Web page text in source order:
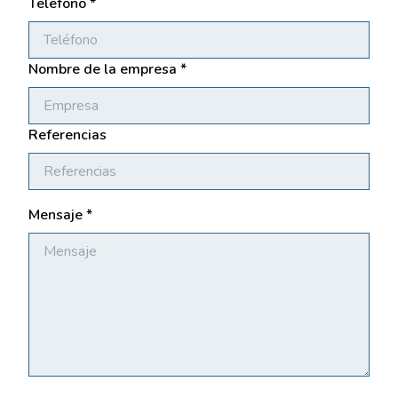
Nombre de la empresa *
Referencias
Mensaje *